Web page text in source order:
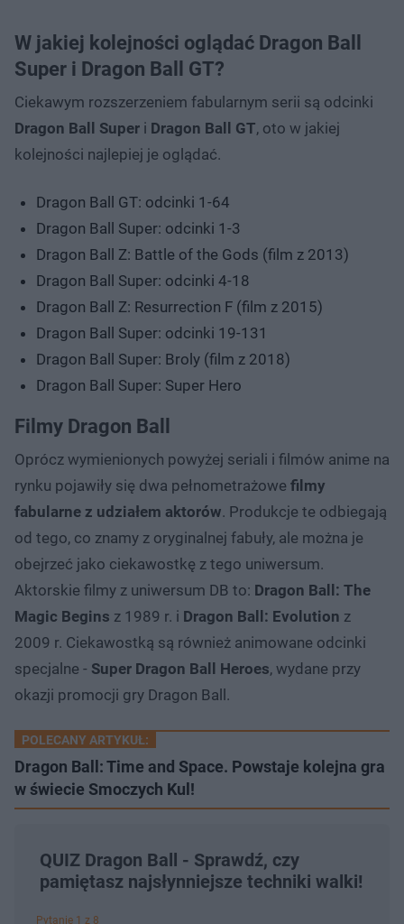
W jakiej kolejności oglądać Dragon Ball
Super i Dragon Ball GT?
Ciekawym rozszerzeniem fabularnym serii są odcinki
Dragon Ball Super i Dragon Ball GT, oto w jakiej
kolejności najlepiej je oglądać.
Dragon Ball GT: odcinki 1-64
Dragon Ball Super: odcinki 1-3
Dragon Ball Z: Battle of the Gods (film z 2013)
Dragon Ball Super: odcinki 4-18
Dragon Ball Z: Resurrection F (film z 2015)
Dragon Ball Super: odcinki 19-131
Dragon Ball Super: Broly (film z 2018)
Dragon Ball Super: Super Hero
Filmy Dragon Ball
Oprócz wymienionych powyżej seriali i filmów anime na
rynku pojawiły się dwa pełnometrażowe filmy
fabularne z udziałem aktorów. Produkcje te odbiegają
od tego, co znamy z oryginalnej fabuły, ale można je
obejrzeć jako ciekawostkę z tego uniwersum.
Aktorskie filmy z uniwersum DB to: Dragon Ball: The
Magic Begins z 1989 r. i Dragon Ball: Evolution z
2009 r. Ciekawostką są również animowane odcinki
specjalne - Super Dragon Ball Heroes, wydane przy
okazji promocji gry Dragon Ball.
POLECANY ARTYKUŁ:
Dragon Ball: Time and Space. Powstaje kolejna gra
w świecie Smoczych Kul!
QUIZ Dragon Ball - Sprawdź, czy
pamiętasz najsłynniejsze techniki walki!
Pytanie 1 z 8